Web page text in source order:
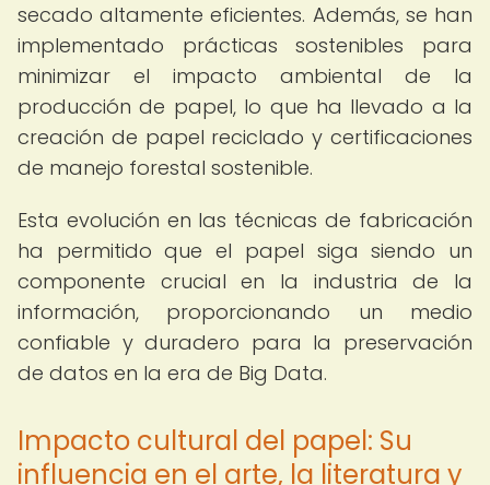
secado altamente eficientes. Además, se han
implementado prácticas sostenibles para
minimizar el impacto ambiental de la
producción de papel, lo que ha llevado a la
creación de papel reciclado y certificaciones
de manejo forestal sostenible.
Esta evolución en las técnicas de fabricación
ha permitido que el papel siga siendo un
componente crucial en la industria de la
información, proporcionando un medio
confiable y duradero para la preservación
de datos en la era de Big Data.
Impacto cultural del papel: Su
influencia en el arte, la literatura y